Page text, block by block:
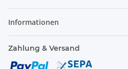
Informationen
Zahlung & Versand